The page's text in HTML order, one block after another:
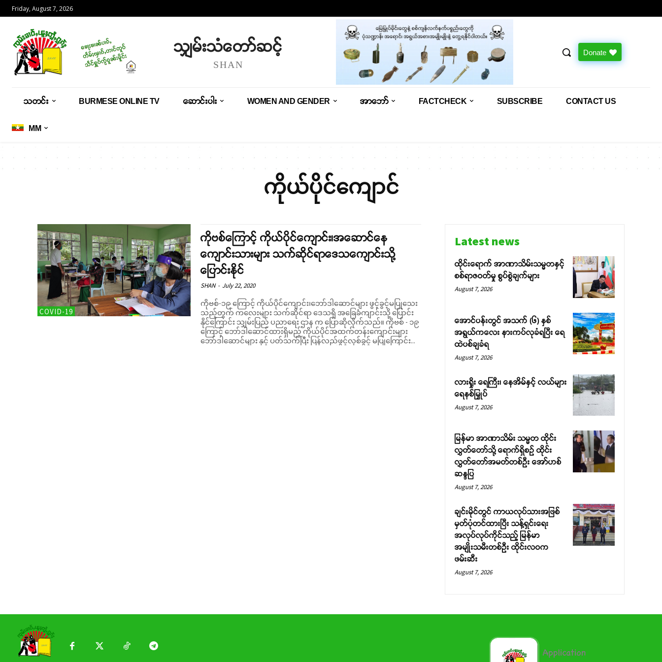
Friday, August 7, 2026
သျှမ်းသံတော်ဆင့်
SHAN
Donate
သတင်း BURMESE ONLINE TV ဆောင်းပါး WOMEN AND GENDER အာဘော် FACTCHECK SUBSCRIBE CONTACT US
MM
ကိုယ်ပိုင်ကျောင်
COVID-19
ကိုဗစ်ကြောင့် ကိုယ်ပိုင်ကျောင်း၊အဆောင်နေ
ကျောင်းသားများ သက်ဆိုင်ရာဒေသကျောင်းသို့
ပြောင်းနိုင်
SHAN - July 22, 2020
ကိုဗစ်-၁၉ ကြောင့် ကိုယ်ပိုင်ကျောင်း၊ဘော်ဒါဆောင်များ ဖွင့်ခွင့်မပြုသေး
သည့်တွက် ကလေးများ သက်ဆိုင်ရာ ဒေသရှိ အခြေခံကျာင်းသို့ ပြောင်း
နိုင်ကြောင်း သျှမ်းပြည် ပညာရေး ဌာန က ပြောဆိုလိုက်သည်။ ကိုဗစ် - ၁၉
ကြောင့် ဘော်ဒါဆောင်ထားရှိမည့် ကိုယ်ပိုင်အထက်တန်းကျောင်းများ
ဘော်ဒါဆောင်များ နှင့် ပတ်သက်ပြီး ပြန်လည်ဖွင့်လှစ်ခွင့် မပြုကြောင်း...
Latest news
ထိုင်းရောက် အာဏာသိမ်းသမ္မတနှင့်
စစ်ရာဇဝတ်မှု စွပ်စွဲချက်များ
August 7, 2026
အောင်ပန်းတွင် အသက် (၆) နှစ်
အရွယ်ကလေး နားကပ်လုခံရပြီး ရေ
ထဲပစ်ချခံရ
August 7, 2026
လားရှိုး ရေကြီး၊ နေအိမ်နှင့် လယ်များ
ရေနစ်မြှုပ်
August 7, 2026
မြန်မာ အာဏာသိမ်း သမ္မတ ထိုင်း
လွှတ်တော်သို့ ရောက်ရှိစဉ် ထိုင်း
လွှတ်တော်အမတ်တစ်ဦး အော်ဟစ်
ဆန္ဒပြ
August 7, 2026
ချင်းမိုင်တွင် ကာယလုပ်သားအဖြစ်
မှတ်ပုံတင်ထားပြီး သန့်ရှင်းရေး
အလုပ်လုပ်ကိုင်သည့် မြန်မာ
အမျိုးသမီးတစ်ဦး ထိုင်းလဝက
ဖမ်းဆီး
August 7, 2026